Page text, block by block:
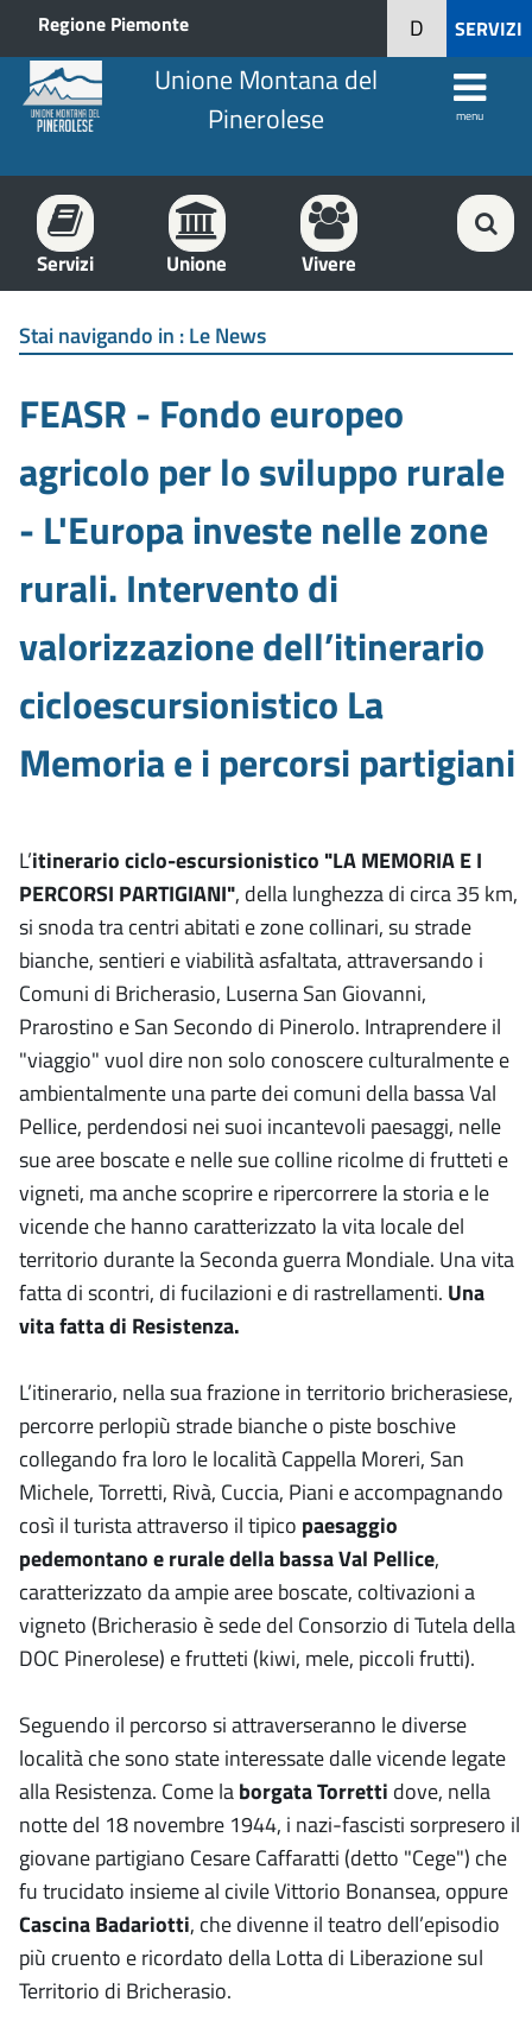
Regione Piemonte SERVIZI
D
Unione Montana del
Pinerolese
menu
Servizi Unione Vivere
Stai navigando in :Le News
FEASR - Fondo europeo
agricolo per lo sviluppo rurale
- L'Europa investe nelle zone
rurali. Intervento di
valorizzazione dell’itinerario
cicloescursionistico La
Memoria e i percorsi partigiani
L’itinerario ciclo-escursionistico "LA MEMORIA E I
PERCORSI PARTIGIANI", della lunghezza di circa 35 km,
si snoda tra centri abitati e zone collinari, su strade
bianche, sentieri e viabilità asfaltata, attraversando i
Comuni di Bricherasio, Luserna San Giovanni,
Prarostino e San Secondo di Pinerolo. Intraprendere il
"viaggio" vuol dire non solo conoscere culturalmente e
ambientalmente una parte dei comuni della bassa Val
Pellice, perdendosi nei suoi incantevoli paesaggi, nelle
sue aree boscate e nelle sue colline ricolme di frutteti e
vigneti, ma anche scoprire e ripercorrere la storia e le
vicende che hanno caratterizzato la vita locale del
territorio durante la Seconda guerra Mondiale. Una vita
fatta di scontri, di fucilazioni e di rastrellamenti. Una
vita fatta di Resistenza.
L’itinerario, nella sua frazione in territorio bricherasiese,
percorre perlopiù strade bianche o piste boschive
collegando fra loro le località Cappella Moreri, San
Michele, Torretti, Rivà, Cuccia, Piani e accompagnando
così il turista attraverso il tipico paesaggio
pedemontano e rurale della bassa Val Pellice,
caratterizzato da ampie aree boscate, coltivazioni a
vigneto (Bricherasio è sede del Consorzio di Tutela della
DOC Pinerolese) e frutteti (kiwi, mele, piccoli frutti).
Seguendo il percorso si attraverseranno le diverse
località che sono state interessate dalle vicende legate
alla Resistenza. Come laborgata Torretti dove, nella
notte del 18 novembre 1944, i nazi-fascisti sorpresero il
giovane partigiano Cesare Caffaratti (detto "Cege") che
fu trucidato insieme al civile Vittorio Bonansea, oppure
Cascina Badariotti, che divenne il teatro dell’episodio
più cruento e ricordato della Lotta di Liberazione sul
Territorio di Bricherasio.